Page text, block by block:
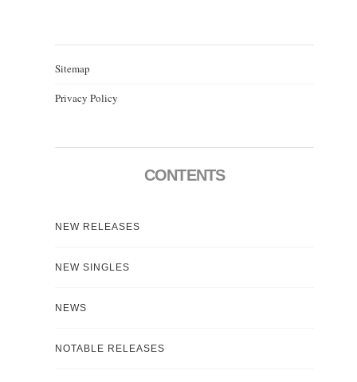
Sitemap
Privacy Policy
CONTENTS
NEW RELEASES
NEW SINGLES
NEWS
NOTABLE RELEASES